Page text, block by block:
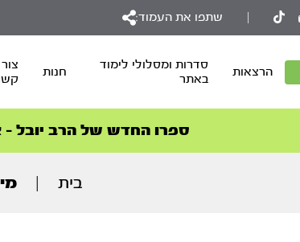
שתפו את העמוד:
הרצאות
סדרות ומסלולי לימוד
באתר
חנות
צור
סדרות
הסדרה המובילה
ספרו החדש של הרב יובל –
הצטרפו למהפכת
סדרות
הסדרה המובילה
בית